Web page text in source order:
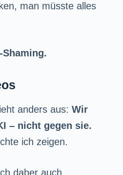
man müsste alles
Shaming.
anders aus: Wir
– nicht gegen sie.
ich zeigen.
daher auch